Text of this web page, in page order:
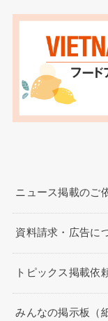
ニュース掲載のご
資料請求・広告に
トピックス掲載依
みんなの掲示板（